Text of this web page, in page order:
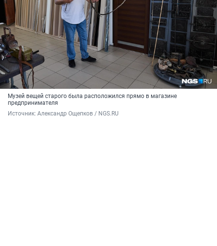
Музей вещей старого была расположился прямо в магазине
предпринимателя
Источник: Александр Ощепков / NGS.RU